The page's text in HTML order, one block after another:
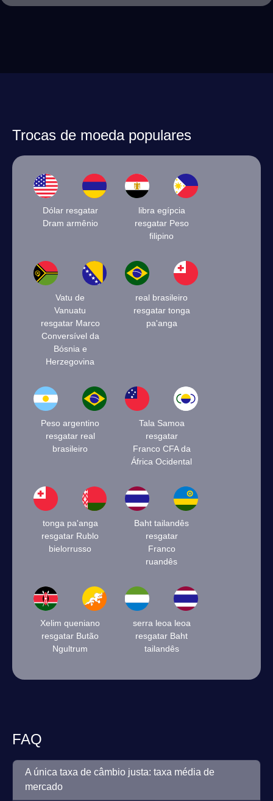
Trocas de moeda populares
Dólar resgatar
Dram armênio
libra egípcia
resgatar Peso
filipino
Vatu de
Vanuatu
resgatar Marco
Conversível da
Bósnia e
Herzegovina
real brasileiro
resgatar tonga
pa'anga
Peso argentino
resgatar real
brasileiro
Tala Samoa
resgatar
Franco CFA da
África Ocidental
tonga pa'anga
resgatar Rublo
bielorrusso
Baht tailandês
resgatar
Franco
ruandês
Xelim queniano
resgatar Butão
Ngultrum
serra leoa leoa
resgatar Baht
tailandês
FAQ
A única taxa de câmbio justa: taxa média de
mercado